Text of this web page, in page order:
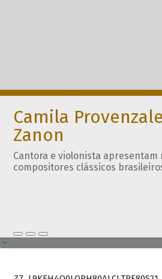
Camila
Zanon
Cantora e violonista
compositores clássicos